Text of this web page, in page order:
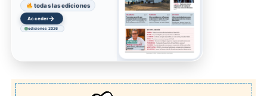
todas las ediciones
Acceder→
ediciones 2026